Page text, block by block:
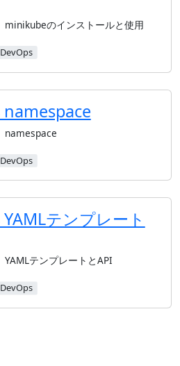
minikubeのインストールと使用
DevOps
namespace
DevOps
テンプレート
YAMLテンプレートとAPI
DevOps